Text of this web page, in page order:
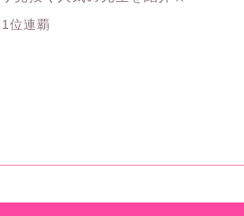
位連覇